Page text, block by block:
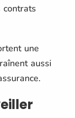
contrats
une
aussi